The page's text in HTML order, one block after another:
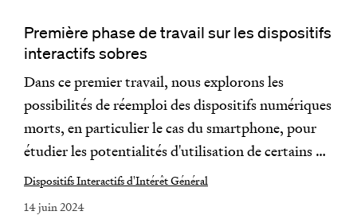
Première phase de travail sur les dispositifs
interactifs sobres
Dans ce premier travail, nous explorons les
possibilités de réemploi des dispositifs numériques
morts, en particulier le cas du smartphone, pour
étudier les potentialités d'utilisation de certains …
Dispositifs Interactifs d'Intérêt Général
14 juin 2024